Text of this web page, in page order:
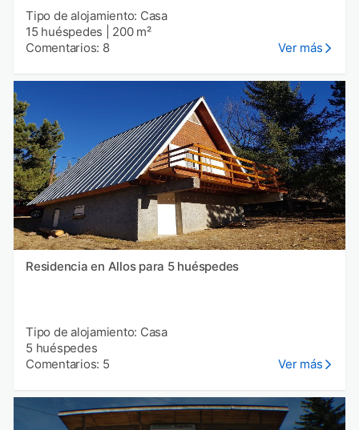
Tipo de alojamiento: Casa
15 huéspedes
200 m²
Comentarios: 8
Ver más
Residencia en Allos para 5 huéspedes
Tipo de alojamiento: Casa
5 huéspedes
Comentarios: 5
Ver más